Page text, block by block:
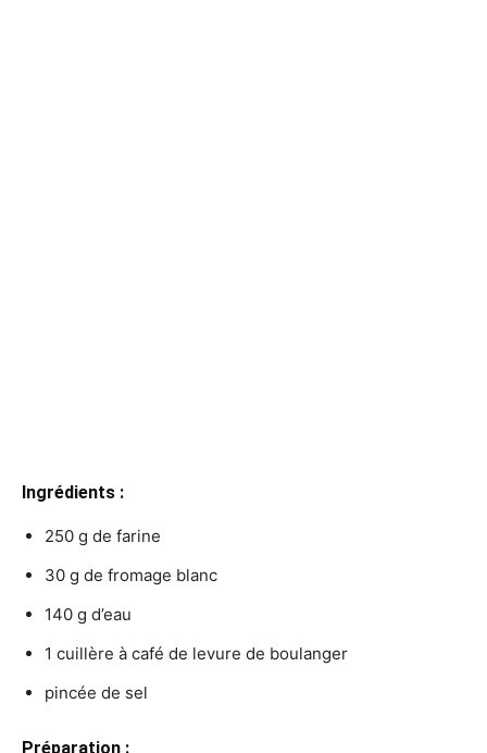
Ingrédients :
250 g de farine
30 g de fromage blanc
140 g d’eau
1 cuillère à café de levure de boulanger
pincée de sel
Préparation :